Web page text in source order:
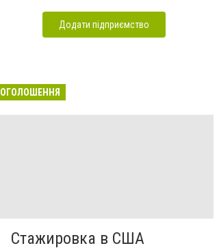
Додати підприємство
ОГОЛОШЕННЯ
Стажировка в США